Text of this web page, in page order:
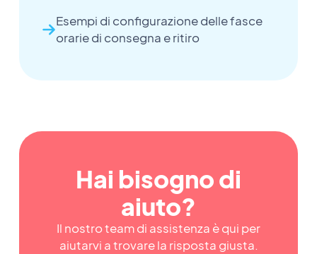
Esempi di configurazione delle fasce
orarie di consegna e ritiro
Hai bisogno di
aiuto?
Il nostro team di assistenza è qui per
aiutarvi a trovare la risposta giusta.